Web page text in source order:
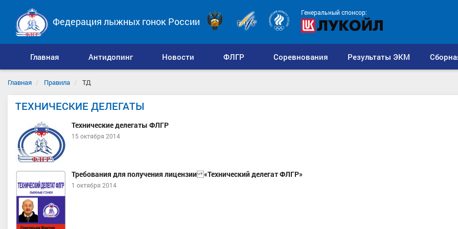
Генеральный спонсор:
Федерация лыжных гонок России
Главная Антидопинг Новости ФЛГР Соревнования Результаты ЭКМ
Главная Правила ТД
ТЕХНИЧЕСКИЕ ДЕЛЕГАТЫ
Технические делегаты ФЛГР
15 октября 2014
Требования для получения лицензии «Технический делегат ФЛГР»
1 октября 2014